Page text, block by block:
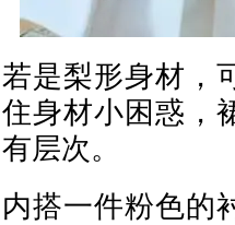
若是梨形身材，
住身材小困惑，
有层次。
内搭一件粉色的